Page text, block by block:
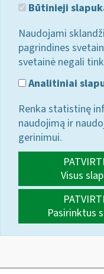
Būtinieji
Naudojami
pagrindines
svetainė negali
Analitiniai
Renka statistinę
naudojimą ir
gerinimui.
Visus
Pasirinktus